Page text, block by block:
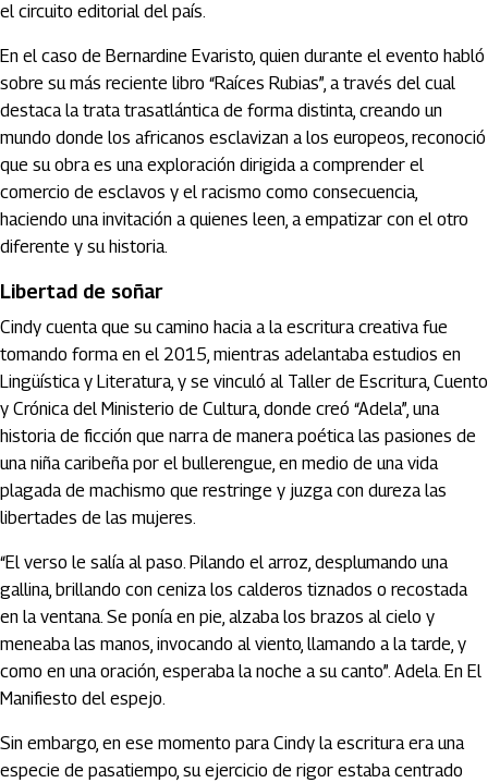
el circuito editorial del país.
En el caso de Bernardine Evaristo, quien durante el evento habló
sobre su más reciente libro “Raíces Rubias”, a través del cual
destaca la trata trasatlántica de forma distinta, creando un
mundo donde los africanos esclavizan a los europeos, reconoció
que su obra es una exploración dirigida a comprender el
comercio de esclavos y el racismo como consecuencia,
haciendo una invitación a quienes leen, a empatizar con el otro
diferente y su historia.
Libertad de soñar
Cindy cuenta que su camino hacia a la escritura creativa fue
tomando forma en el 2015, mientras adelantaba estudios en
Lingüística y Literatura, y se vinculó al Taller de Escritura, Cuento
y Crónica del Ministerio de Cultura, donde creó “Adela”, una
historia de ficción que narra de manera poética las pasiones de
una niña caribeña por el bullerengue, en medio de una vida
plagada de machismo que restringe y juzga con dureza las
libertades de las mujeres.
“El verso le salía al paso. Pilando el arroz, desplumando una
gallina, brillando con ceniza los calderos tiznados o recostada
en la ventana. Se ponía en pie, alzaba los brazos al cielo y
meneaba las manos, invocando al viento, llamando a la tarde, y
como en una oración, esperaba la noche a su canto”. Adela. En El
Manifiesto del espejo.
Sin embargo, en ese momento para Cindy la escritura era una
especie de pasatiempo, su ejercicio de rigor estaba centrado